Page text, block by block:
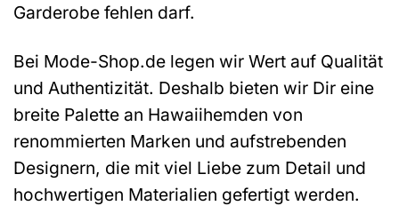
Garderobe fehlen darf.
Bei Mode-Shop.de legen wir Wert auf Qualität
und Authentizität. Deshalb bieten wir Dir eine
breite Palette an Hawaiihemden von
renommierten Marken und aufstrebenden
Designern, die mit viel Liebe zum Detail und
hochwertigen Materialien gefertigt werden.